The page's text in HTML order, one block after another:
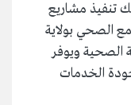
تنفيذ مشاريع
الصحي بولاية
الصحية ويوفر
الخدمات